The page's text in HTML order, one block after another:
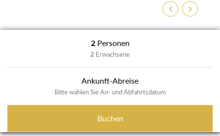
Previous
Next
2 Personen
2 Erwachsene
Ankunft-Abreise
Bitte wählen Sie An- und Abfahrtsdatum
Buchen